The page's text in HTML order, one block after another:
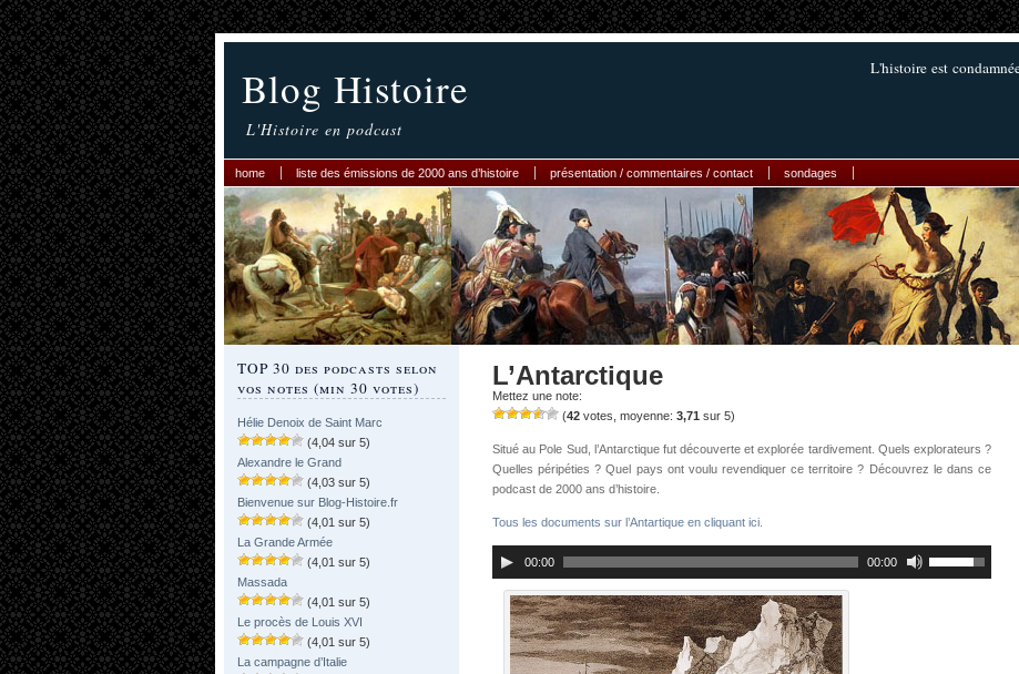
Blog Histoire
L'Histoire en podcast
L'histoire est
home liste des émissions de 2000 ans d’histoire présentation / commentaires / contact sondages
TOP 30 des podcasts selon
vos notes (min 30 votes)
Hélie Denoix de Saint Marc
(4,04 sur 5)
Alexandre le Grand
(4,03 sur 5)
Bienvenue sur Blog-Histoire.fr
(4,01 sur 5)
La Grande Armée
(4,01 sur 5)
Massada
(4,01 sur 5)
Le procès de Louis XVI
(4,01 sur 5)
La campagne d’Italie
L’Antarctique
Mettez une note:
(42 votes, moyenne: 3,71 sur 5)
Situé au Pole Sud, l’Antarctique fut découverte et explorée tardivement. Quels explorateurs ?
Quelles péripéties ? Quel pays ont voulu revendiquer ce territoire ? Découvrez le dans ce
podcast de 2000 ans d’histoire.
Tous les documents sur l’Antartique en cliquant ici.
00:00 00:00